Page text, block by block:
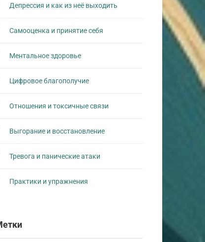
Депрессия и как из неё выходить
Самооценка и принятие себя
Ментальное здоровье
Цифровое благополучие
Отношения и токсичные связи
Выгорание и восстановление
Тревога и панические атаки
Практики и упражнения